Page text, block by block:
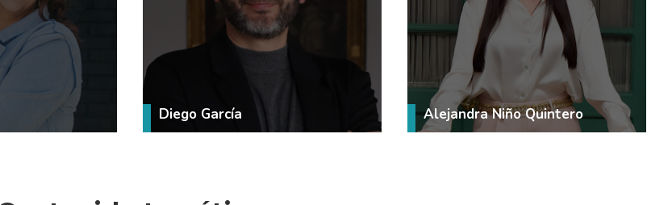
Diego García Alejandra Niño Quintero